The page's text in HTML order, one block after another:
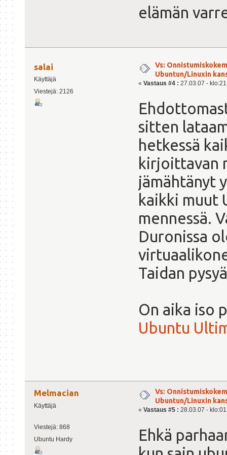
elämän
salai
Käyttäjä
Viestejä: 2126
Vs:
Ubuntun/Linuxin
« Vastaus #4 : 27.03.07 -
sitten
hetkessä
kirjoittavan
jämähtänyt
kaikki muut
mennessä.
Duronissa
Taidan
On aika iso
Ubuntu
Melmacian
Käyttäjä
Viestejä: 868
Ubuntu Hardy
Vs:
Ubuntun/Linuxin
« Vastaus #5 : 28.03.07 -
Ehkä